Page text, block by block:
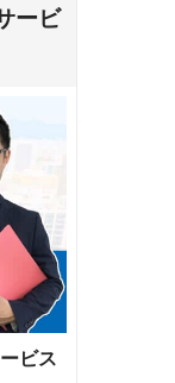
ービ
ビス